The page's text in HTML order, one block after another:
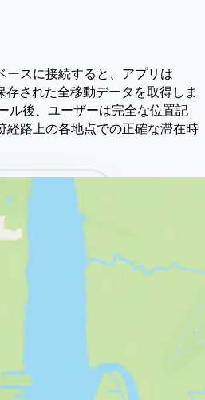
ースに接続すると、アプリは
された全移動データを取得しま
ル後、ユーザーは完全な位置記
経路上の各地点での正確な滞在時